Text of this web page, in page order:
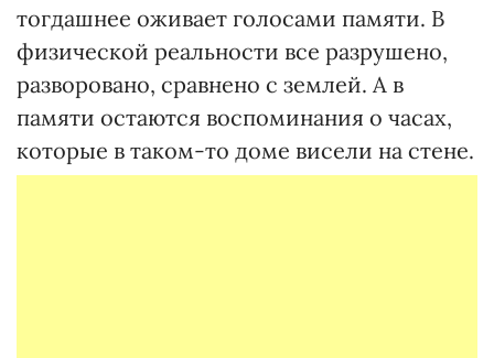
тогдашнее оживает голосами памяти. В
физической реальности все разрушено,
разворовано, сравнено с землей. А в
памяти остаются воспоминания о часах,
которые в таком-то доме висели на стене.